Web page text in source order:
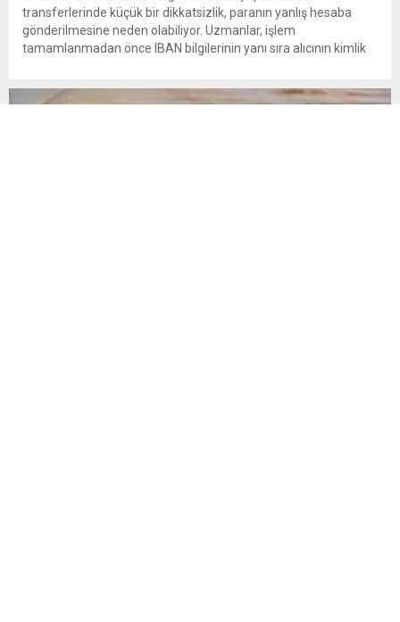
transferlerinde küçük bir dikkatsizlik, paranın yanlış hesaba
gönderilmesine neden olabiliyor. Uzmanlar, işlem
tamamlanmadan önce IBAN bilgilerinin yanı sıra alıcının kimlik
transferlerinde, özellikle IBAN’ın yanlış yazılması veya alıcı